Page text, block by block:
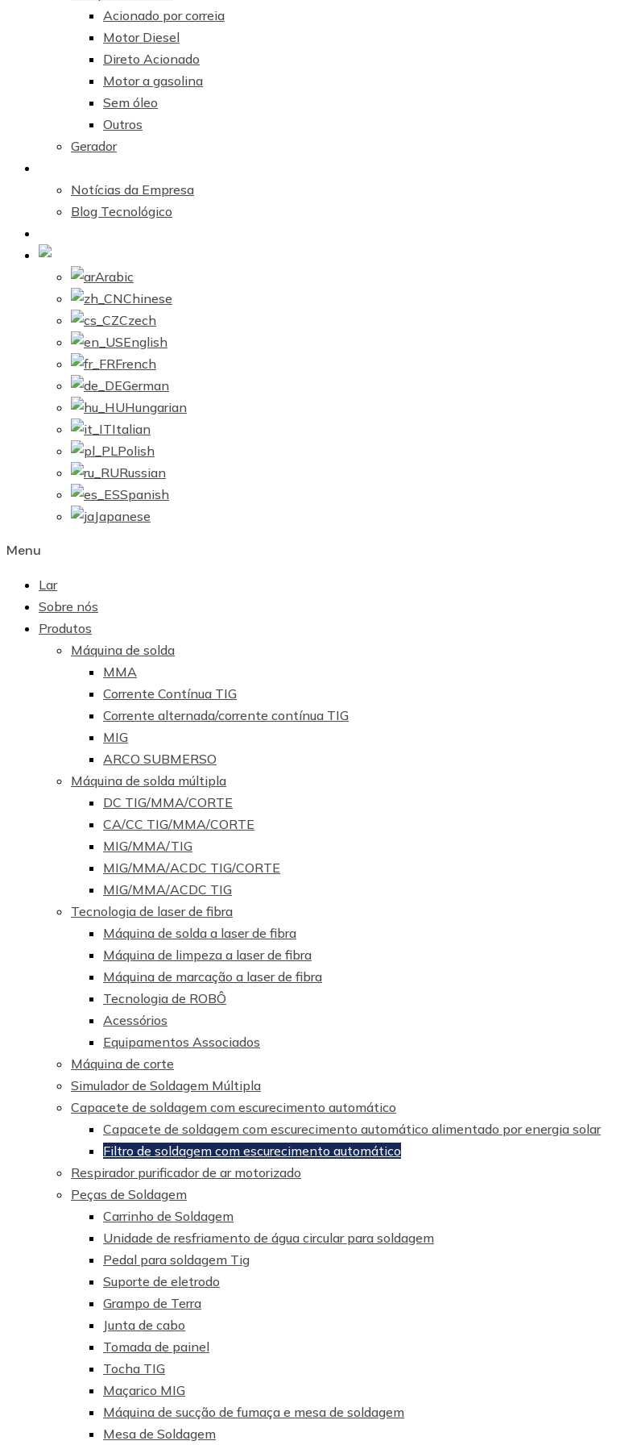
Acionado por correia
Motor Diesel
Direto Acionado
Motor a gasolina
Sem óleo
Outros
Gerador
Notícias da Empresa
Blog Tecnológico
Arabic
Chinese
Czech
English
French
German
Hungarian
Italian
Polish
Russian
Spanish
Japanese
Menu
Lar
Sobre nós
Produtos
Máquina de solda
MMA
Corrente Contínua TIG
Corrente alternada/corrente contínua TIG
MIG
ARCO SUBMERSO
Máquina de solda múltipla
DC TIG/MMA/CORTE
CA/CC TIG/MMA/CORTE
MIG/MMA/TIG
MIG/MMA/ACDC TIG/CORTE
MIG/MMA/ACDC TIG
Tecnologia de laser de fibra
Máquina de solda a laser de fibra
Máquina de limpeza a laser de fibra
Máquina de marcação a laser de fibra
Tecnologia de ROBÔ
Acessórios
Equipamentos Associados
Máquina de corte
Simulador de Soldagem Múltipla
Capacete de soldagem com escurecimento automático
Capacete de soldagem com escurecimento automático alimentado por energia solar
Filtro de soldagem com escurecimento automático
Respirador purificador de ar motorizado
Peças de Soldagem
Carrinho de Soldagem
Unidade de resfriamento de água circular para soldagem
Pedal para soldagem Tig
Suporte de eletrodo
Grampo de Terra
Junta de cabo
Tomada de painel
Tocha TIG
Maçarico MIG
Máquina de sucção de fumaça e mesa de soldagem
Mesa de Soldagem